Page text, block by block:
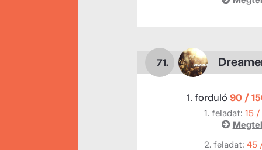
71.
1. forduló 90 /
1. feladat: 15
2. feladat: 45